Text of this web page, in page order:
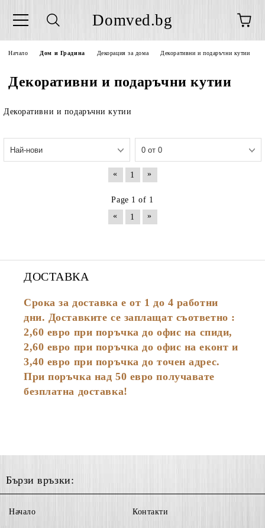
Domved.bg
Начало Дом и Градина Декорация за дома Декоративни и подаръчни кутии
Декоративни и подаръчни кутии
Декоративни и подаръчни кутии
« 1 »
Page 1 of 1
«
1 »
ДОСТАВКА
Срока за доставка е от 1 до 4 работни
дни. Доставките се заплащат съответно :
2,60 евро при поръчка до офис на спиди,
2,60 евро при поръчка до офис на еконт и
3,40 евро при поръчка до точен адрес.
При поръчка над 50 евро получавате
безплатна доставка!
Бързи връзки:
Начало Контакти